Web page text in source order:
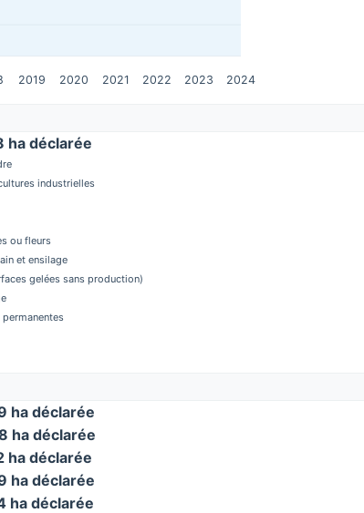
2019 2020 2021 2022 2023 2024
ha déclarée
industrielles
ou fleurs
et ensilage
gelées sans production)
permanentes
ha déclarée
ha déclarée
ha déclarée
ha déclarée
ha déclarée